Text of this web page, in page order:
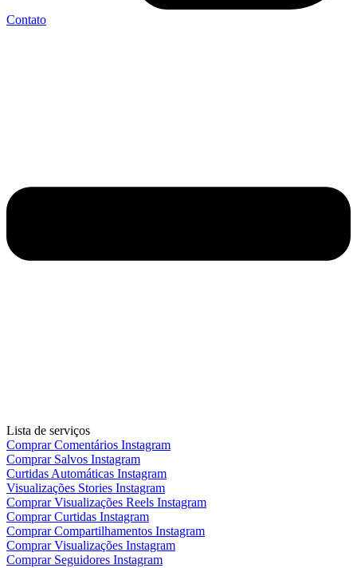
Contato
Lista de serviços
Comprar Comentários Instagram
Comprar Salvos Instagram
Curtidas Automáticas Instagram
Visualizações Stories Instagram
Comprar Visualizações Reels Instagram
Comprar Curtidas Instagram
Comprar Compartilhamentos Instagram
Comprar Visualizações Instagram
Comprar Seguidores Instagram